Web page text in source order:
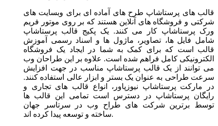
قالب های پرستاشاپ طرح های آماده ای برای وبسایت های
شرکتی و فروشگاه های آنلاین هستند که بر روی موتور فریم
ورک پرستاشاپ کار می کنند. یک پکیج قالب پرستاشاپ
شامل فایل ها، تصاویر، ماژول ها و اسناد رسمی آموزش
قالب است که برای کمک به شما در ایجاد یک فروشگاه
الکترونیکی کامل فراهم شده است. علاوه بر این طراحان وب
می توانند از یک قالب پرستاشاپ مناسب در جهت افزایش
سرعت طراحی به عنوان یک بستر و ابزار عالی استفاده کنند.
در مارکت پرستاشاپ نیوزپاور، انواع قالب های تجاری و
رایگان پرستاشاپ در دسترس است تمامی این قالب ها
توسط برترین شرکت های طراح وب در سرتاسر جهان
ساخته و توسعه پیدا کرده اند.